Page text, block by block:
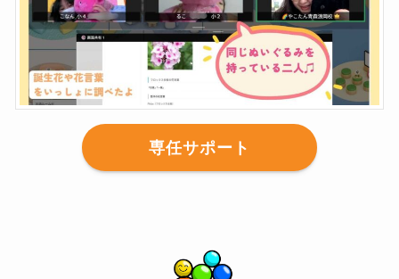
専任サポート